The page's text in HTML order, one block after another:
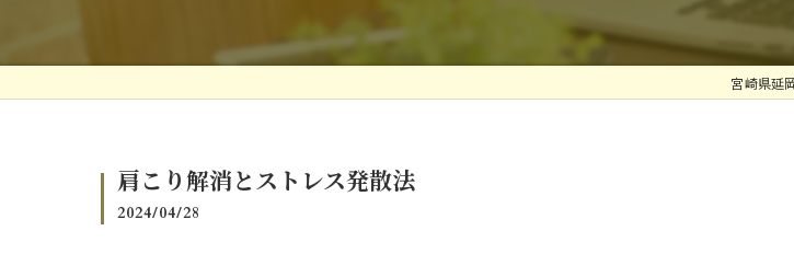
宮崎県延
肩こり解消とストレス発散法
2024/04/28